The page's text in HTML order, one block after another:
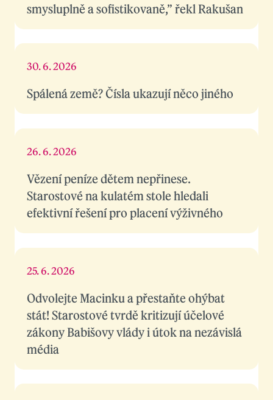
smysluplně a sofistikovaně,” řekl Rakušan
Spálená země? Čísla ukazují něco jiného
30. 6. 2026
Vězení peníze dětem nepřinese.
Starostové na kulatém stole hledali
efektivní řešení pro placení výživného
26. 6. 2026
Odvolejte Macinku a přestaňte ohýbat
stát! Starostové tvrdě kritizují účelové
zákony Babišovy vlády i útok na nezávislá
média
25. 6. 2026